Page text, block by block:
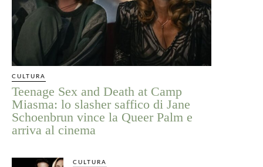
CULTURA
Teenage Sex and Death at Camp
Miasma: lo slasher saffico di Jane
Schoenbrun vince la Queer Palm e
arriva al cinema
CULTURA